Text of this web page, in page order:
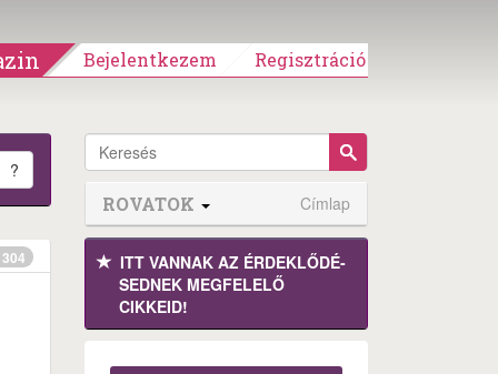
Bejelentkezem Regisztráció
?
304
ROVATOK Címlap
ITT VANNAK AZ ÉRDEK­LŐDÉ­
SEDNEK MEGFE­LELŐ
CIKKEID!